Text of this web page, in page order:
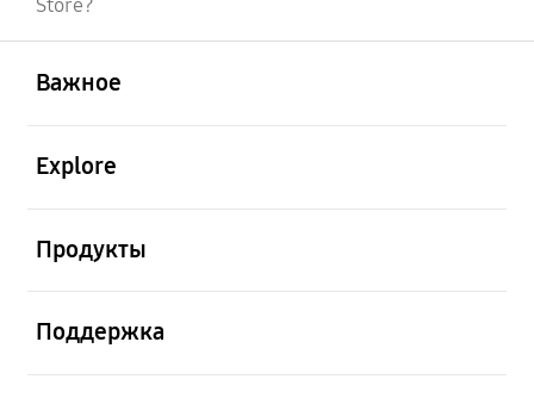
Store?
Важное
Explore
Продукты
Поддержка